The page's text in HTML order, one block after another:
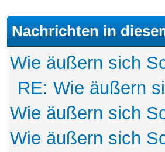
Nachrichten in
Wie äußern sich
RE: Wie äußern
Wie äußern sich
Wie äußern sich